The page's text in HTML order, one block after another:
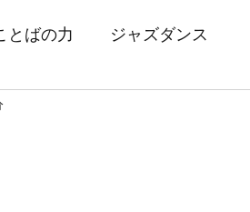
とばの力 ジャズダンス